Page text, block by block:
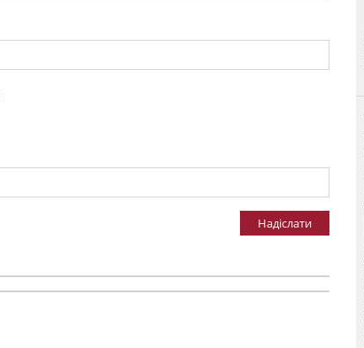
Надіслати